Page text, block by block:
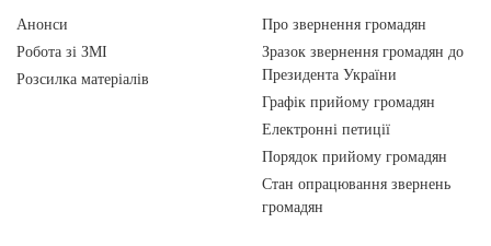
Анонси
Робота зі ЗМІ
Розсилка матеріалів
Про звернення громадян
Зразок звернення громадян до
Президента України
Графік прийому громадян
Електронні петиції
Порядок прийому громадян
Стан опрацювання звернень
громадян